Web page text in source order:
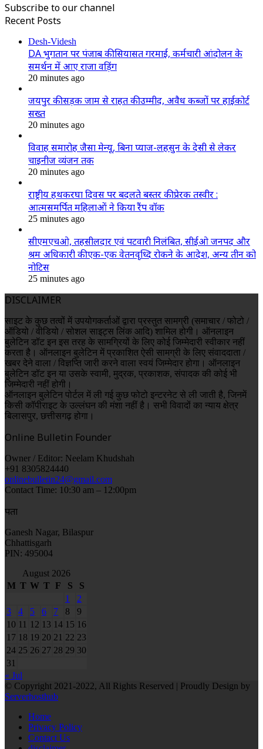
Subscribe to our channel
Recent Posts
Desh-Videsh
DA भुगतान पर पंजाब की सियासत गरमाई, कर्मचारी आंदोलन के
समर्थन में आए राजा वड़िंग
20 minutes ago
जयपुर की सड़क जाम से राहत की उम्मीद, अवैध कब्जों पर हाईकोर्ट
सख्त
20 minutes ago
विवाह समारोह जैसा मेन्यू, बिना प्याज-लहसुन के देसी से लेकर
चाइनीज व्यंजन तक
20 minutes ago
राष्ट्रीय हथकरघा दिवस पर बदलते बस्तर की प्रेरक तस्वीर :
आत्मसमर्पित महिलाओं ने किया रैंप वॉक
25 minutes ago
सीएमएचओ, तहसीलदार एवं पटवारी निलंबित, सीईओ जनपद और
श्रम अधिकारी की एक-एक वेतनवृध्दि रोकने के आदेश, अन्य तीन को
नोटिस
25 minutes ago
DISCLAIMER
साइट के कुछ तत्वों में उपयोगकर्ताओं द्वारा प्रस्तुत सामग्री (समाचार / फोटो /
ऑडियो / वीडियो / सोशल साइट्स लिंक आदि) शामिल होगी। ऑनलाइन
बुलेटिन डॉट इन इस तरह के सामग्रियों के लिए कोई जिम्मेदारी स्वीकार नहीं
करता है। ऑनलाइन बुलेटिन में प्रकाशित ऐसी सामग्री के लिए संवाददाता /
खबर देने वाला / विज्ञप्ति जारी करने वाला स्वयं जिम्मेदार होगा। ऑनलाइन
बुलेटिन डॉट इन या उसके स्वामी, मुद्रक, प्रकाशक, संपादक की कोई भी
जिम्मेदारी नहीं होगी।
ऑनलाइन बुलेटिन पोर्टल में ली गई कुछ फोटो इन्टरनेट से ली जाती है, जिनमें
किसी कॉपीराइट के उल्लंघन की मंशा नहीं है। सभी विवादों का न्याय क्षेत्र
बिलासपुर, छत्तीसगढ़ होगा।
Online Bulletin Founder
Owner / Editor: Neelam Khudshah
+91 8305824440
onlinebulletin24@gmail.com
Contact Time: 10:30 am – 12:00pm
पता
Ganesh Nagar, Bilaspur
Chhattisgarh
PIN: 495004
August 2026
M T W T F S
S
1
2
3
4 5 6 7 8
9
10 11 12 13 14 15 16
17 18 19 20 21 22 23
24 25 26 27 28 29 30
31
« Jul
© Copyright 2021-2022, All Rights Reserved | Proudly Design by
Serverhosthub
Home
Privacy Policy
Contact Us